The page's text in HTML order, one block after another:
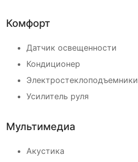
Комфорт
Датчик освещенности
Кондиционер
Электростеклоподъемники
Усилитель руля
Мультимедиа
Акустика